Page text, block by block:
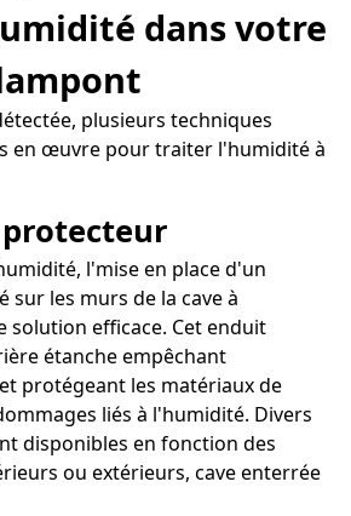
dans votre
plusieurs techniques
en œuvre pour traiter l'humidité à
l'mise en place d'un
sur les murs de la cave à
solution efficace. Cet enduit
étanche empêchant
protégeant les matériaux de
liés à l'humidité. Divers
disponibles en fonction des
ou extérieurs, cave enterrée